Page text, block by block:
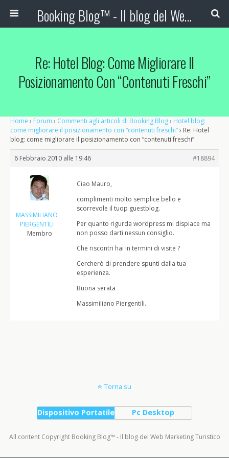
Booking Blog™ - Il blog del Web Marketing Turistico
Re: Hotel Blog: Come Migliorare Il
Posizionamento Con “contenuti Freschi”
Home › Forum › Commenti agli articoli di Booking Blog› Hotel blog:
come migliorare il posizionamento con “contenuti freschi”› Re: Hotel
blog: come migliorare il posizionamento con “contenuti freschi”
6 Febbraio 2010 alle 19:46 #18894
MASSIMILIANO
PIERGENTILI
Membro
Ciao Mauro,
complimenti molto semplice bello e
scorrevole il tuop guestblog.
Per quanto rigurda wordpress mi dispiace ma
non posso darti nessun consiglio.
Che riscontri hai in termini di visite ?
Cercherò di prendere spunti dalla tua
esperienza.
Buona serata
Massimiliano Piergentili.
Torna su
Dispositivo Portatile Pc Desktop
All content Copyright Booking Blog™ - Il blog del Web Marketing Turistico